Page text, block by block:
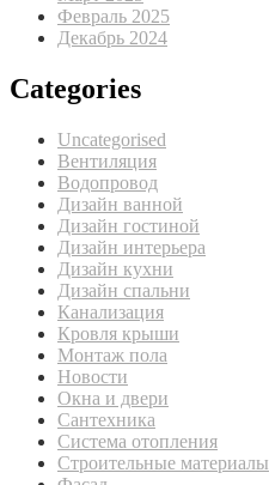
Февраль 2025
Декабрь 2024
Categories
Uncategorised
Вентиляция
Водопровод
Дизайн ванной
Дизайн гостиной
Дизайн интерьера
Дизайн кухни
Дизайн спальни
Канализация
Кровля крыши
Монтаж пола
Новости
Окна и двери
Сантехника
Система отопления
Строительные материалы